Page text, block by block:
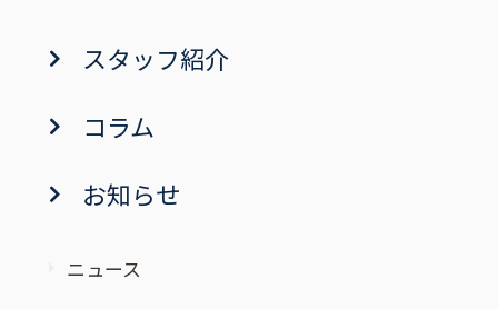
スタッフ紹介
コラム
お知らせ
ニュース